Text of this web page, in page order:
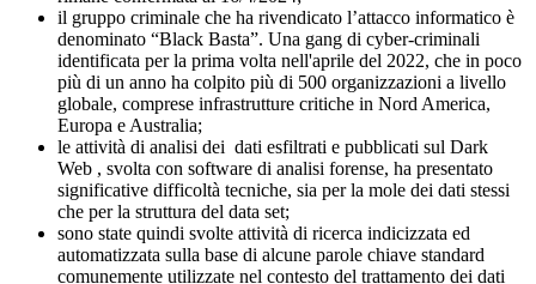
il gruppo criminale che ha rivendicato l’attacco informatico è
denominato “Black Basta”. Una gang di cyber-criminali
identificata per la prima volta nell'aprile del 2022, che in poco
più di un anno ha colpito più di 500 organizzazioni a livello
globale, comprese infrastrutture critiche in Nord America,
Europa e Australia;
le attività di analisi dei dati esfiltrati e pubblicati sul Dark
Web , svolta con software di analisi forense, ha presentato
significative difficoltà tecniche, sia per la mole dei dati stessi
che per la struttura del data set;
sono state quindi svolte attività di ricerca indicizzata ed
automatizzata sulla base di alcune parole chiave standard
comunemente utilizzate nel contesto del trattamento dei dati